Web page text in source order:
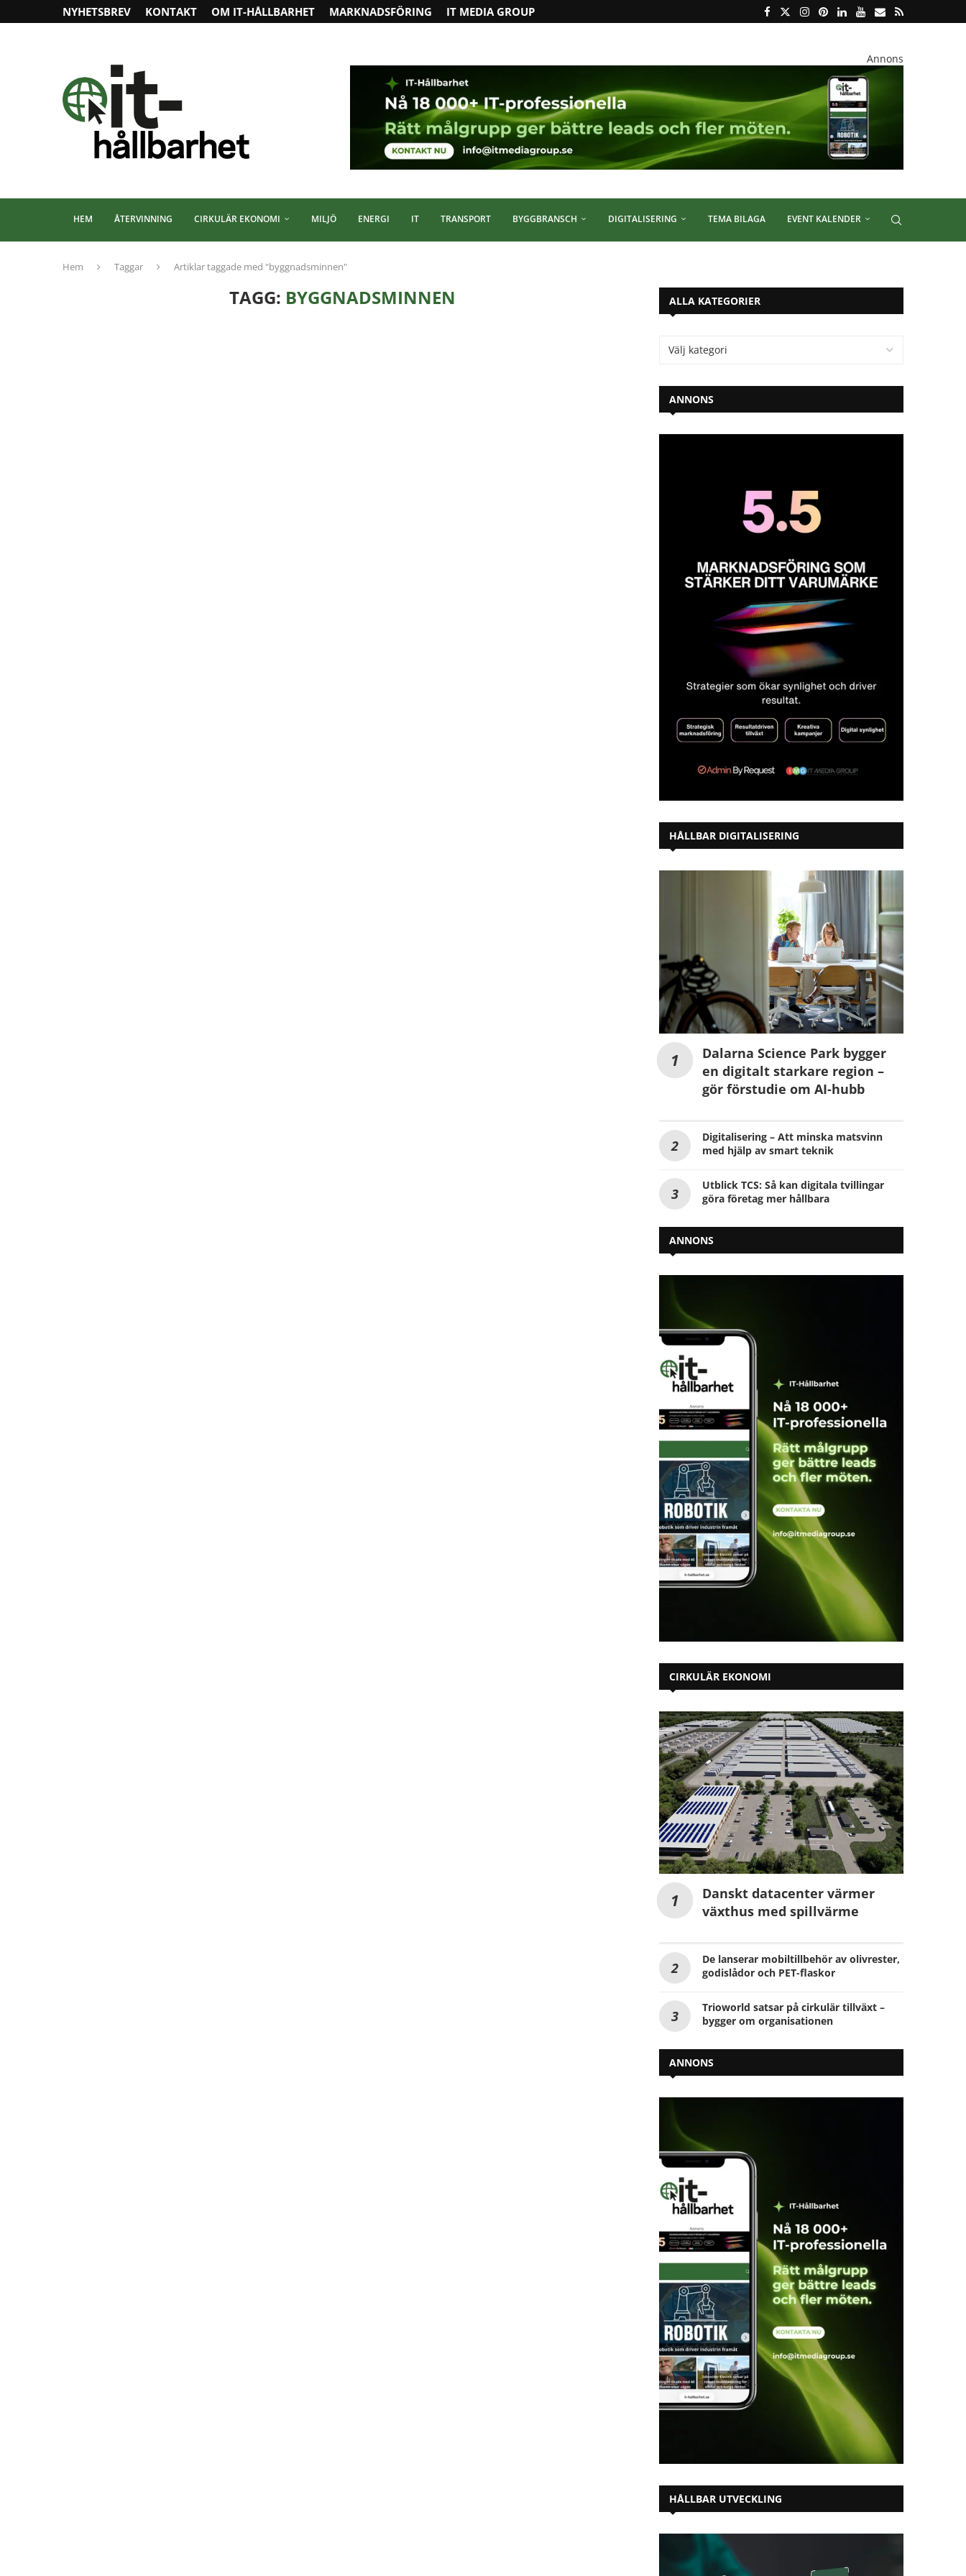
NYHETSBREV KONTAKT OM IT-HÅLLBARHET MARKNADSFÖRING IT MEDIA GROUP
Annons
HEM ÅTERVINNING CIRKULÄR EKONOMI MILJÖ ENERGI IT TRANSPORT BYGGBRANSCH DIGITALISERING TEMA BILAGA EVENT KALENDER
Hem Taggar Artiklar taggade med "byggnadsminnen"
TAGG: BYGGNADSMINNEN ALLA KATEGORIER
ANNONS
HÅLLBAR DIGITALISERING
Dalarna Science Park bygger
en digitalt starkare region –
gör förstudie om AI-hubb
Digitalisering – Att minska matsvinn
med hjälp av smart teknik
Utblick TCS: Så kan digitala tvillingar
göra företag mer hållbara
ANNONS
CIRKULÄR EKONOMI
Danskt datacenter värmer
växthus med spillvärme
De lanserar mobiltillbehör av olivrester,
godislådor och PET-flaskor
Trioworld satsar på cirkulär tillväxt –
bygger om organisationen
ANNONS
HÅLLBAR UTVECKLING